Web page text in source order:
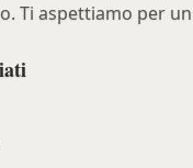
Ti aspettiamo per